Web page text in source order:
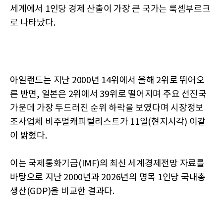
세계에서 1인당 경제 산출이 가장 큰 국가는 룩셈부르크
로 나타났다.
아일랜드는 지난 2000년 14위에서 올해 2위로 뛰어오
른 반면, 일본은 2위에서 39위로 떨어지며 주요 선진국
가운데 가장 두드러진 순위 하락을 보였다며 시장정보
조사업체 비주얼캐피털리스트가 11일(현지시각) 이같
이 밝혔다.
이는 국제통화기금(IMF)의 최신 세계경제전망 자료를
바탕으로 지난 2000년과 2026년의 명목 1인당 국내총
생산(GDP)을 비교한 결과다.